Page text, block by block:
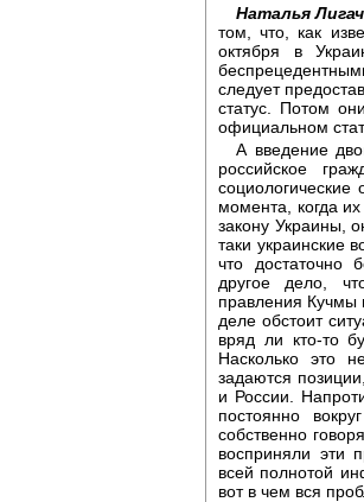
Наталья
том, что, как
октября в
следует
статус. Потом
официальном
А введение
российское
момента, когда
закону Украины,
таки украинские
что достаточно
другое дело,
правления Кучмы
деле обстоит
вряд ли кто-то
Насколько это
задаются
и России.
постоянно
собственно
восприняли эти
всей полнотой
вот в чем вся